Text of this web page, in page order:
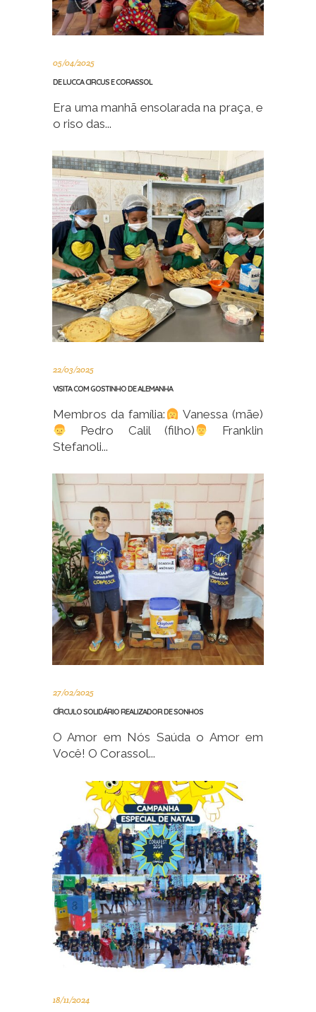
05/04/2025
DE LUCCA CIRCUS E CORASSOL
Era uma manhã ensolarada na praça, e
o riso das...
22/03/2025
VISITA COM GOSTINHO DE ALEMANHA
Membros da família:
Vanessa (mãe)
Pedro Calil (filho)
Franklin
Stefanoli...
27/02/2025
CÍRCULO SOLIDÁRIO REALIZADOR DE SONHOS
O Amor em Nós Saúda o Amor em
Você! O Corassol...
18/11/2024